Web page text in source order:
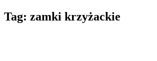
Tag: zamki krzyżackie